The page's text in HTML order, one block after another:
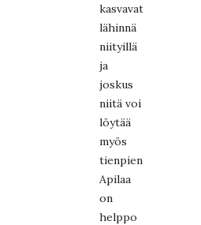
kasvavat
lähinnä
niityillä
ja
joskus
niitä voi
löytää
myös
tienpientareilta.
Apilaa
on
helppo